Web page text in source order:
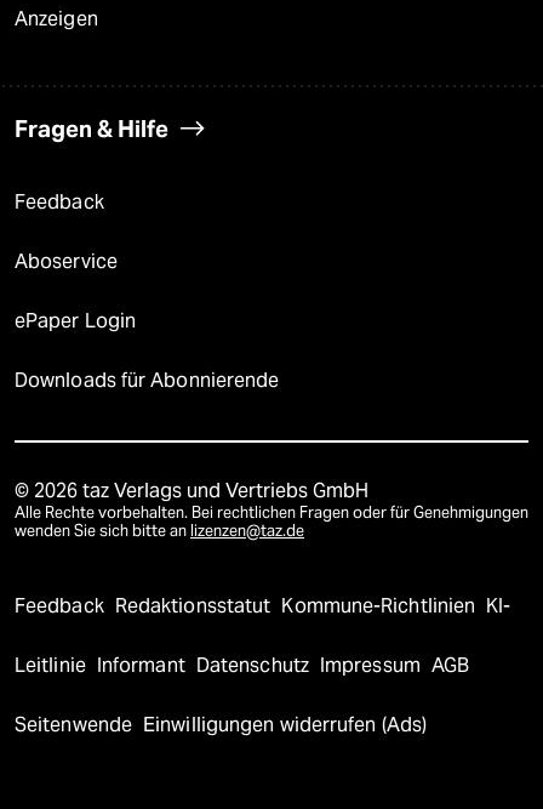
Anzeigen
Fragen & Hilfe
Feedback
Aboservice
ePaper Login
Downloads für Abonnierende
© 2026 taz Verlags und Vertriebs GmbH
Alle Rechte vorbehalten. Bei rechtlichen Fragen oder für Genehmigungen
wenden Sie sich bitte an lizenzen@taz.de
Feedback Redaktionsstatut Kommune-Richtlinien KI-
Leitlinie Informant Datenschutz Impressum AGB
Seitenwende Einwilligungen widerrufen (Ads)